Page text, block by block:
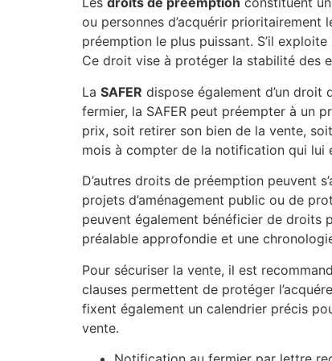
ou personnes d’acquérir prioritairement
préemption le plus puissant. S’il
Ce droit vise à protéger la stabilité des
La SAFER dispose également d’un droit
fermier, la SAFER peut préempter à un
prix, soit retirer son bien de la vente,
mois à compter de la notification qui lui
D’autres droits de préemption peuvent
projets d’aménagement public ou de
peuvent également bénéficier de droits
préalable approfondie et une
Pour sécuriser la vente, il est
clauses permettent de protéger
fixent également un calendrier précis
vente.